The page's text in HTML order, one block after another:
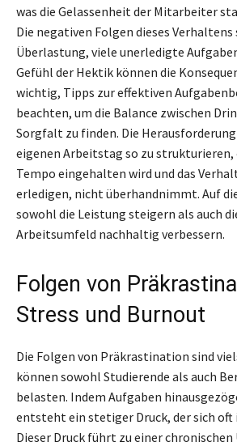
was die Gelassenheit der Mitarbeiter
Die negativen Folgen dieses
Überlastung, viele unerledigte
Gefühl der Hektik können die
wichtig, Tipps zur effektiven
beachten, um die Balance zwischen
Sorgfalt zu finden. Die
eigenen Arbeitstag so zu strukturieren,
Tempo eingehalten wird und das
erledigen, nicht überhandnimmt. Auf
sowohl die Leistung steigern als auch
Arbeitsumfeld nachhaltig verbessern.
Folgen von
Stress und Burnout
Die Folgen von Präkrastination sind
können sowohl Studierende als auch
belasten. Indem Aufgaben
entsteht ein stetiger Druck, der sich oft
Dieser Druck führt zu einer